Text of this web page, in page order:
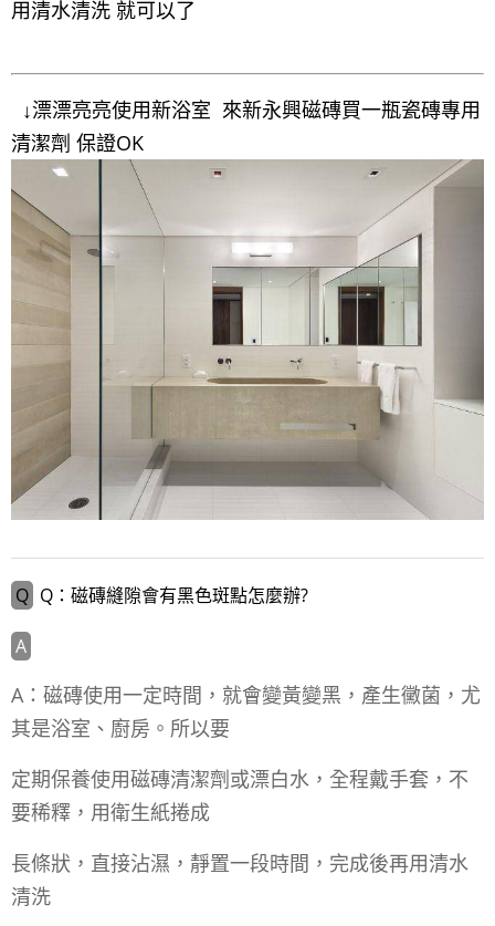
用清水清洗 就可以了
↓漂漂亮亮使用新浴室 來新永興磁磚買一瓶瓷磚專用
清潔劑 保證OK
Q：磁磚縫隙會有黑色斑點怎麼辦?
A：磁磚使用一定時間，就會變黃變黑，產生黴菌，尤
其是浴室、廚房。所以要
定期保養使用磁磚清潔劑或漂白水，全程戴手套，不
要稀釋，用衛生紙捲成
長條狀，直接沾濕，靜置一段時間，完成後再用清水
清洗